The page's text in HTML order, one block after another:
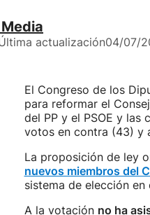
actualización04/07/
El Congreso de los
para reformar el
del PP y el PSOE y
votos en contra (43) y
La proposición de ley
nuevos miembros del
sistema de elección en
A la votación no ha